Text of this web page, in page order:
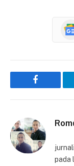
Facebook
pada